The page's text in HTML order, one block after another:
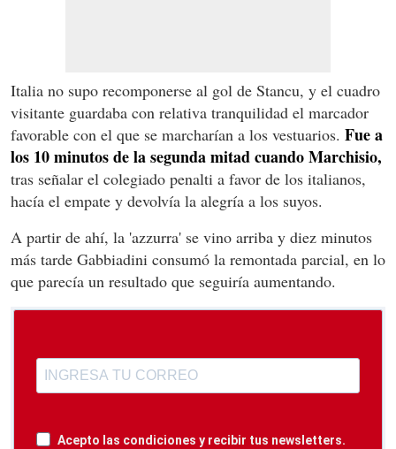
Italia no supo recomponerse al gol de Stancu, y el cuadro
visitante guardaba con relativa tranquilidad el marcador
favorable con el que se marcharían a los vestuarios. Fue a
los 10 minutos de la segunda mitad cuando Marchisio,
tras señalar el colegiado penalti a favor de los italianos,
hacía el empate y devolvía la alegría a los suyos.
A partir de ahí, la 'azzurra' se vino arriba y diez minutos
más tarde Gabbiadini consumó la remontada parcial, en lo
que parecía un resultado que seguiría aumentando.
Acepto las condiciones y recibir tus newsletters.